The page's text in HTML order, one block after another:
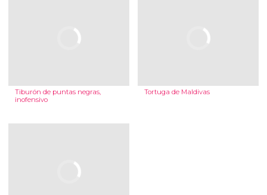
Tiburón de puntas negras,
inofensivo
Tortuga de Maldivas